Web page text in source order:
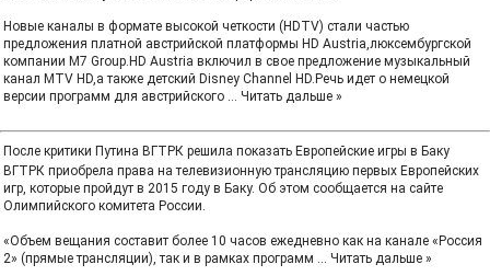
Новые каналы в формате высокой четкости (HDTV) стали частью
предложения платной австрийской платформы HD Austria,люксембургской
компании M7 Group.HD Austria включил в свое предложение музыкальный
канал MTV HD,а также детский Disney Channel HD.Речь идет о немецкой
версии программ для австрийского ... Читать дальше »
После критики Путина ВГТРК решила показать Европейские игры в Баку
ВГТРК приобрела права на телевизионную трансляцию первых Европейских
игр, которые пройдут в 2015 году в Баку. Об этом сообщается на сайте
Олимпийского комитета России.
«Объем вещания составит более 10 часов ежедневно как на канале «Россия
2» (прямые трансляции), так и в рамках программ ... Читать дальше »